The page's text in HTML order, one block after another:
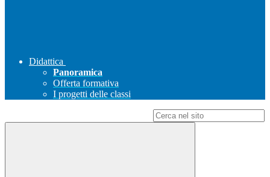
Didattica
Panoramica
Offerta formativa
I progetti delle classi